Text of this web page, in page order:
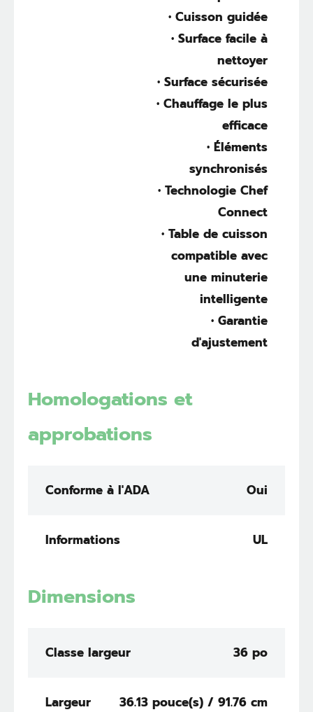
• Cuisson guidée
• Surface facile à
nettoyer
• Surface sécurisée
• Chauffage le plus
efficace
• Éléments
synchronisés
• Technologie Chef
Connect
• Table de cuisson
compatible avec
une minuterie
intelligente
• Garantie
d'ajustement
Homologations et
approbations
Conforme à l'ADA Oui
Informations UL
Dimensions
Classe largeur 36 po
Largeur 36.13 pouce(s) / 91.76 cm